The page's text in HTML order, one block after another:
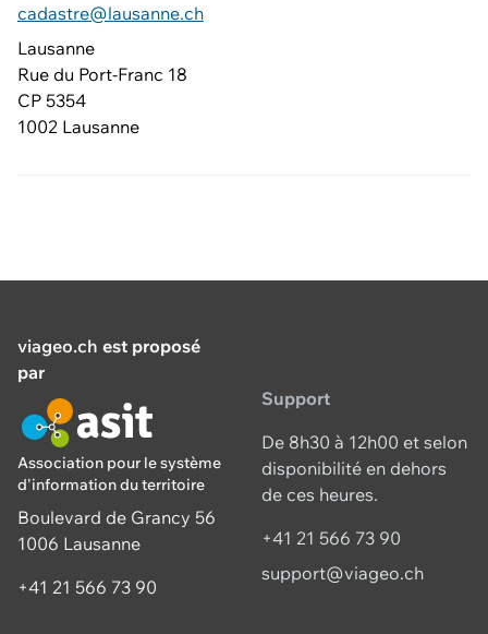
cadastre@lausanne.ch
Lausanne
Rue du Port-Franc 18
CP 5354
1002 Lausanne
viageo.ch est proposé
par
Association pour le système
d'information du territoire
Boulevard de Grancy 56
1006 Lausanne
+41 21 566 73 90
Support
De 8h30 à 12h00 et selon
disponibilité en dehors
de ces heures.
+41 21 566 73 90
support@viageo.ch